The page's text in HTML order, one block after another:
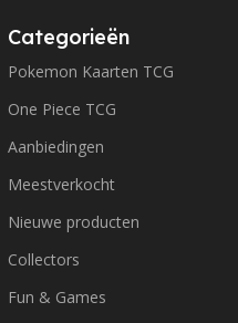
Categorieën
Pokemon Kaarten TCG
One Piece TCG
Aanbiedingen
Meestverkocht
Nieuwe producten
Collectors
Fun & Games